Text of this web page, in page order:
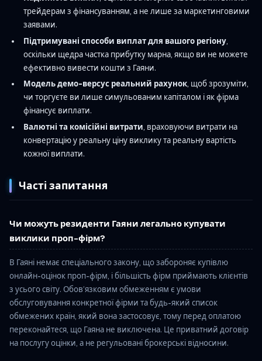
трейдерам з фінансуванням, а не лише за маркетинговими
заявами.
Підтримувані способи виплат для вашого регіону,
оскільки щедра частка прибутку марна, якщо ви не можете
ефективно вивести кошти з Гаяни.
Модель демо-версус реальний рахунок, щоб зрозуміти,
чи торгуєте ви лише симульованим капіталом і як фірма
фінансує виплати.
Валютні та комісійні витрати, враховуючи витрати на
конвертацію у реальну ціну виклику та реальну вартість
кожної виплати.
Часті запитання
Чи можуть резиденти Гаяни легально купувати
виклики проп-фірм?
В Гаяні немає спеціального закону, що забороняє купівлю
онлайн-оцінок проп-фірм, і більшість фірм приймають клієнтів
з усього світу. Обов’язковим обмеженням є умови
обслуговування конкретної фірми та будь-який список
обмежених країн, який вона застосовує, тому перед оплатою
переконайтеся, що Гаяна не виключена. Це приватний договір
на послугу оцінки, а не регульовані брокерські відносини.